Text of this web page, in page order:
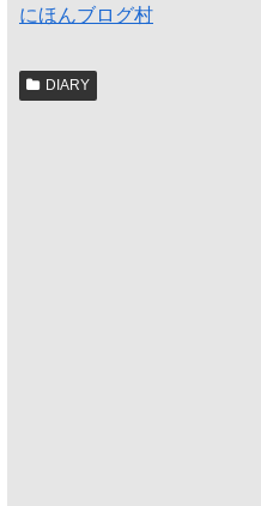
にほんブログ村
DIARY